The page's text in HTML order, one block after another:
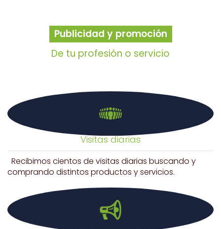
Publicidad y promoción
De tu profesión o servicio
Visitas diarias
Recibimos cientos de visitas diarias buscando y
comprando distintos productos y servicios.